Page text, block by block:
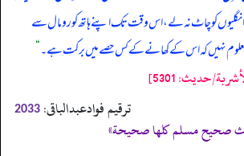
کو چاٹ نہ لے، اس وقت تک اپنے ہاتھ کو رومال سے
نہیں کہ اس کے کھانے کے کس حصے میں برکت ہے۔“
حدیث: 5301]
ترقیم فوادعبدالباقی: 2033
صحيح مسلم كلها صحيحة»